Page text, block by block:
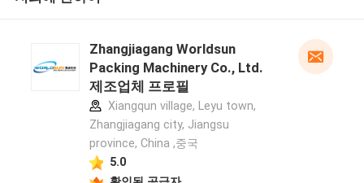
Zhangjiagang Worldsun
Packing Machinery Co., Ltd.
제조업체 프로필
Xiangqun village, Leyu town,
Zhangjiagang city, Jiangsu
province, China ,중국
5.0